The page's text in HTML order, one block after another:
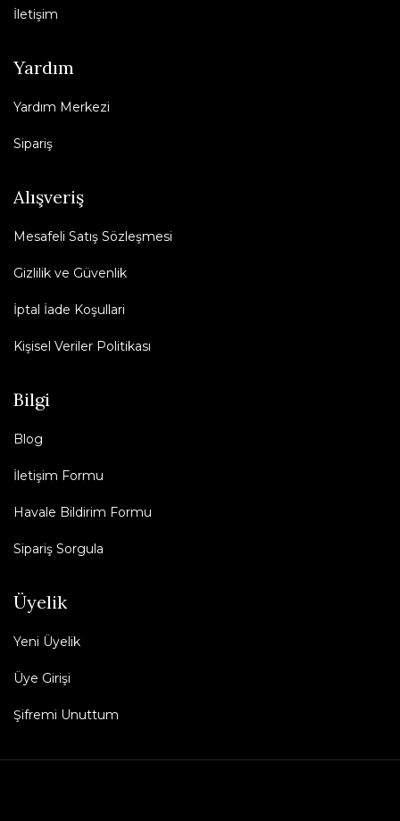
İletişim
Yardım
Yardım Merkezi
Sipariş
Alışveriş
Mesafeli Satış Sözleşmesi
Gizlilik ve Güvenlik
İptal İade Koşullari
Kişisel Veriler Politikası
Bilgi
Blog
İletişim Formu
Havale Bildirim Formu
Sipariş Sorgula
Üyelik
Yeni Üyelik
Üye Girişi
Şifremi Unuttum